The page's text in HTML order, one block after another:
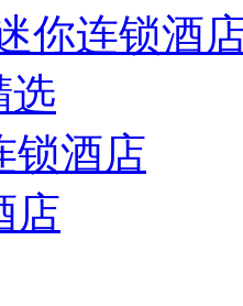
你连锁酒
选
锁酒店
店